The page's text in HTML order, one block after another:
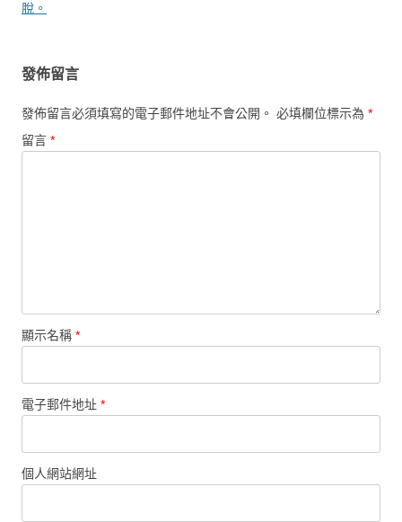
脫。
發佈留言
發佈留言必須填寫的電子郵件地址不會公開。 必填欄位標示為 *
留言 *
顯示名稱 *
電子郵件地址 *
個人網站網址